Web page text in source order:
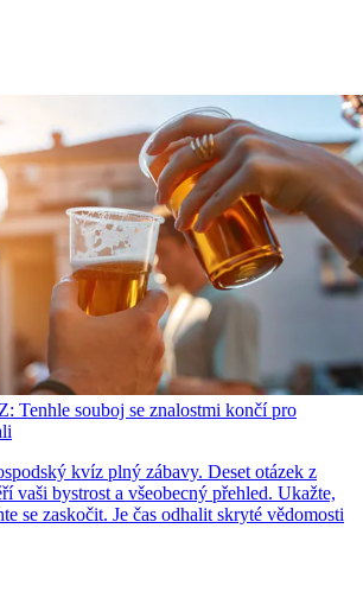
souboj se znalostmi končí pro
kvíz plný zábavy. Deset otázek z
vaši bystrost a všeobecný přehled. Ukažte,
se zaskočit. Je čas odhalit skryté vědomosti